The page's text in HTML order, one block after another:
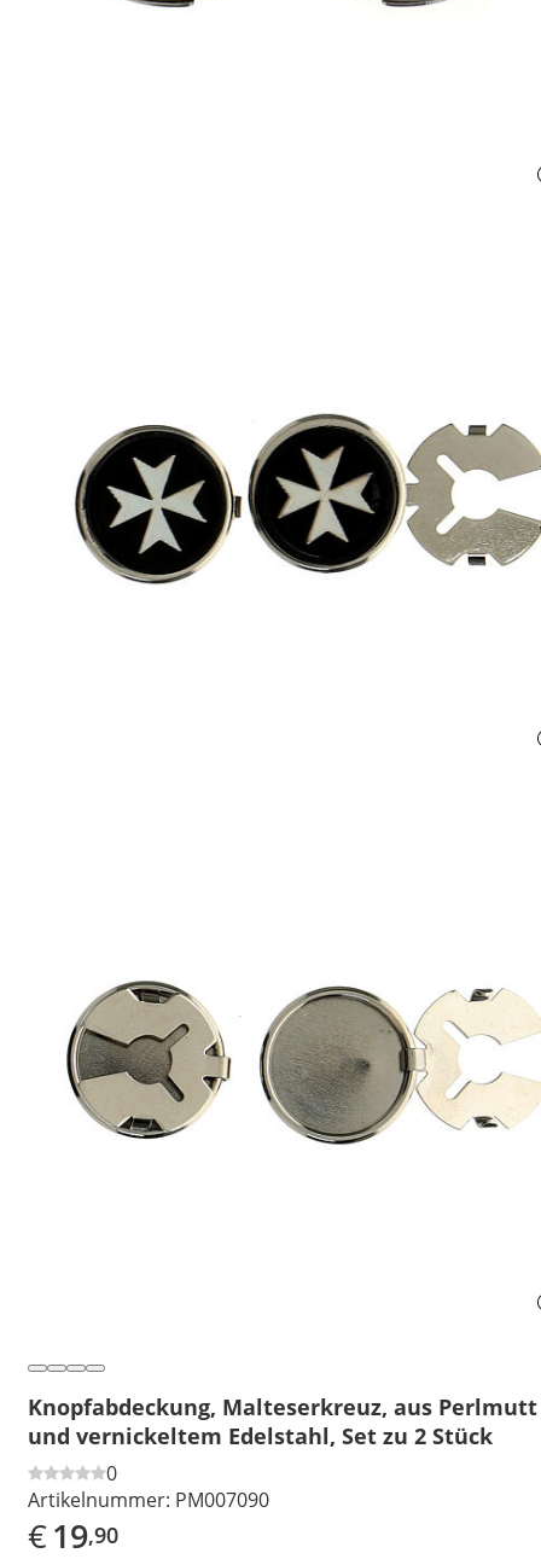
Knopfabdeckung, Malteserkreuz, aus Perlmutt
und vernickeltem Edelstahl, Set zu 2 Stück
0
Artikelnummer: PM007090
€19,90